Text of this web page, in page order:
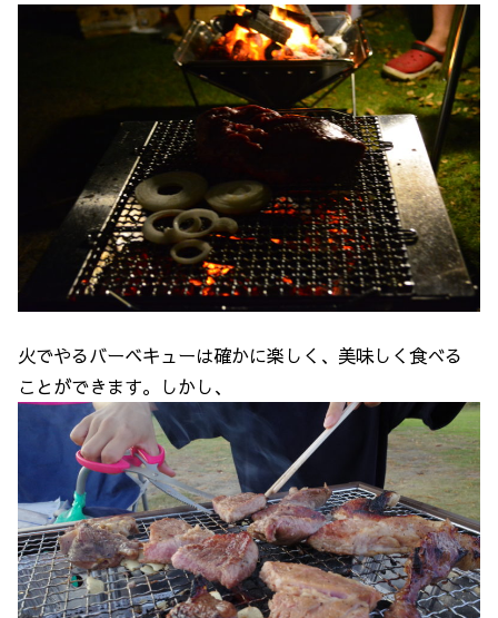
火でやるバーベキューは確かに楽しく、美味しく食べる
ことができます。しかし、